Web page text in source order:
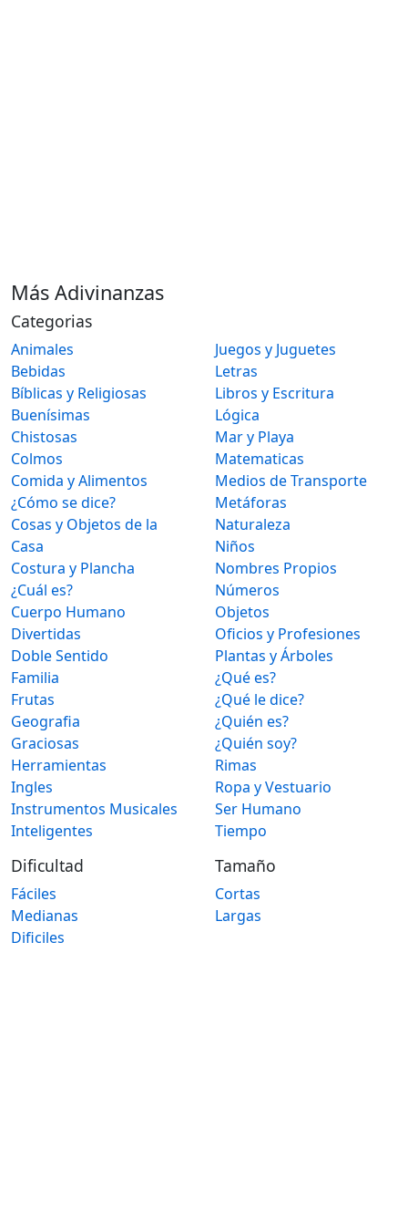
Más Adivinanzas
Categorias
Animales
Bebidas
Bíblicas y Religiosas
Buenísimas
Chistosas
Colmos
Comida y Alimentos
¿Cómo se dice?
Cosas y Objetos de la
Casa
Costura y Plancha
¿Cuál es?
Cuerpo Humano
Divertidas
Doble Sentido
Familia
Frutas
Geografia
Graciosas
Herramientas
Ingles
Instrumentos Musicales
Inteligentes
Juegos y Juguetes
Letras
Libros y Escritura
Lógica
Mar y Playa
Matematicas
Medios de Transporte
Metáforas
Naturaleza
Niños
Nombres Propios
Números
Objetos
Oficios y Profesiones
Plantas y Árboles
¿Qué es?
¿Qué le dice?
¿Quién es?
¿Quién soy?
Rimas
Ropa y Vestuario
Ser Humano
Tiempo
Dificultad
Fáciles
Medianas
Dificiles
Tamaño
Cortas
Largas